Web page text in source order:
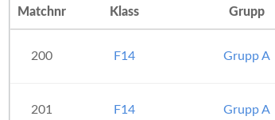
Matchnr Klass Grupp
200 F14 Grupp A
201 F14 Grupp A